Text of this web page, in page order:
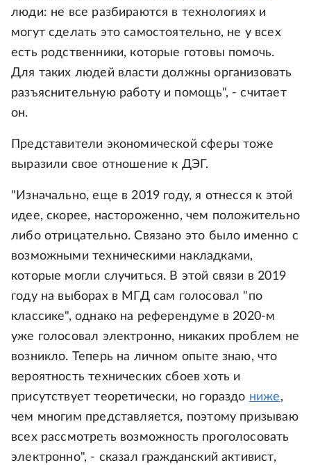
люди: не все разбираются в технологиях и
могут сделать это самостоятельно, не у всех
есть родственники, которые готовы помочь.
Для таких людей власти должны организовать
разъяснительную работу и помощь", - считает
он.
Представители экономической сферы тоже
выразили свое отношение к ДЭГ.
"Изначально, еще в 2019 году, я отнесся к этой
идее, скорее, настороженно, чем положительно
либо отрицательно. Связано это было именно с
возможными техническими накладками,
которые могли случиться. В этой связи в 2019
году на выборах в МГД сам голосовал "по
классике", однако на референдуме в 2020-м
уже голосовал электронно, никаких проблем не
возникло. Теперь на личном опыте знаю, что
вероятность технических сбоев хоть и
присутствует теоретически, но гораздо ниже,
чем многим представляется, поэтому призываю
всех рассмотреть возможность проголосовать
электронно", - сказал гражданский активист,